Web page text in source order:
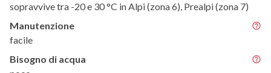
sopravvive tra -20 e 30 °C in Alpi (zona 6), Prealpi (zona 7)
Manutenzione
facile
Bisogno di acqua